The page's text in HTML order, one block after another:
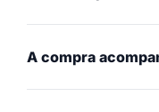
A compra